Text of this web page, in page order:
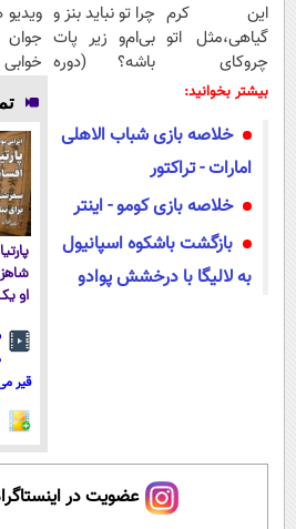
این کرم
گیاهی،مثل اتو
چروکای
پوستتوصاف
چرا تو نباید بنز و
بی‌ام‌و زیر پات
باشه؟ (دوره
ویدیو
بیشتر بخوانید:
خلاصه بازی شباب الاهلی
امارات - تراکتور
خلاصه بازی کومو - اینتر
بازگشت باشکوه اسپانیول
به لالیگا با درخشش پوادو
او
قیر
عضویت در